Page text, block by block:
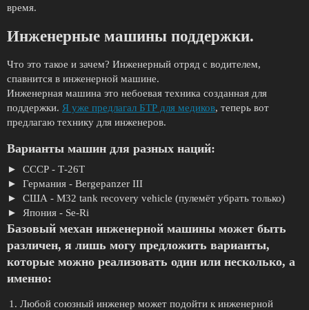
время.
Инженерные машины поддержки.
Что это такое и зачем? Инженерный отряд с водителем,
спавнится в инженерной машине.
Инженерная машина это небоевая техника созданная для
поддержки. Я уже предлагал БТР для медиков, теперь вот
предлагаю технику для инженеров.
Варианты машин для разных наций:
СССР - Т-26Т
Германия - Bergepanzer III
США - M32 tank recovery vehicle (пулемёт убрать только)
Япония - Se-Ri
Базовый механ инженерной машины может быть
различен, я лишь могу предложить варианты,
которые можно реализовать один или несколько, а
именно:
Любой союзный инженер может подойти к инженерной